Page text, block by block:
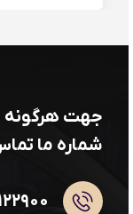
جهت هرگونه
شماره ما